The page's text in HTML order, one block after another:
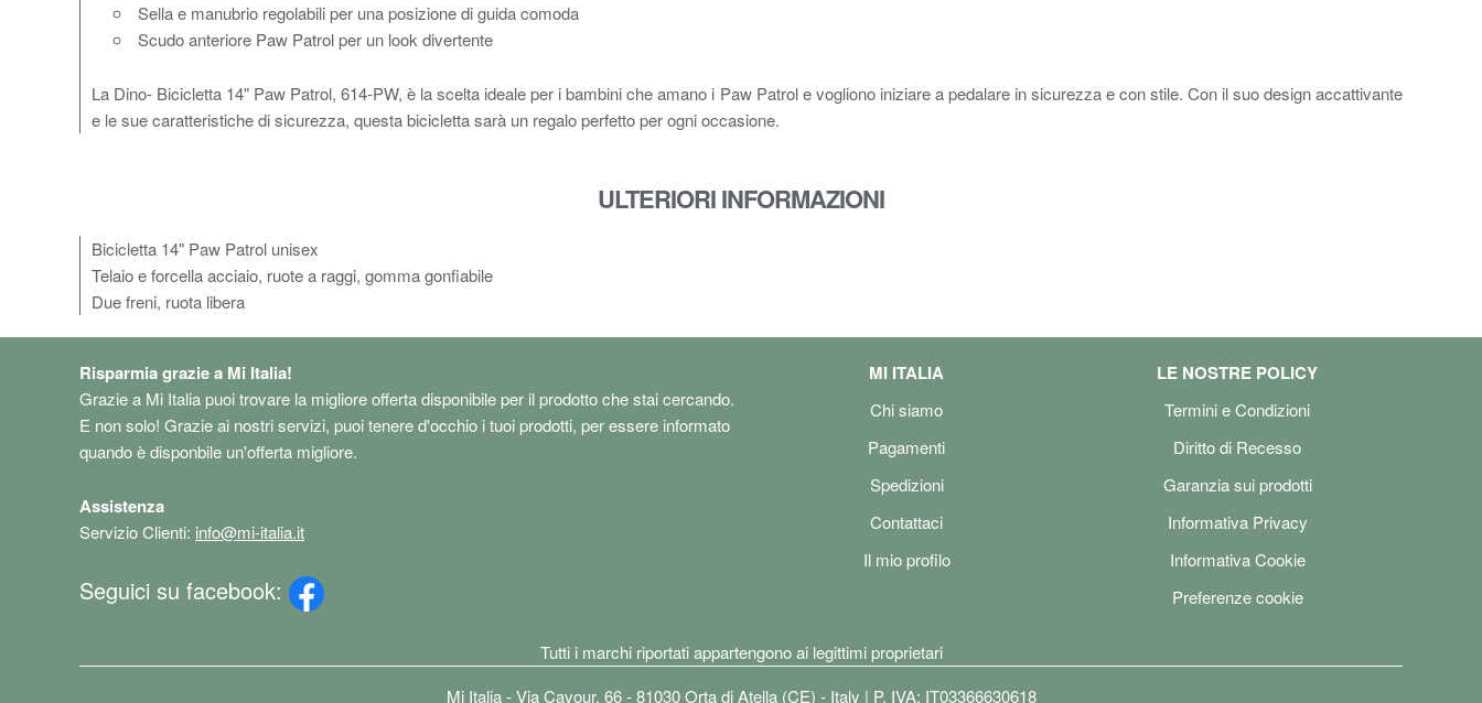
Sella e manubrio regolabili per una posizione di guida comoda
Scudo anteriore Paw Patrol per un look divertente
La Dino- Bicicletta 14" Paw Patrol, 614-PW, è la scelta ideale per i bambini che amano i Paw Patrol e vogliono iniziare a pedalare in sicurezza e con stile. Con il suo design accattivante
e le sue caratteristiche di sicurezza, questa bicicletta sarà un regalo perfetto per ogni occasione.
ULTERIORI INFORMAZIONI
Bicicletta 14" Paw Patrol unisex
Telaio e forcella acciaio, ruote a raggi, gomma gonfiabile
Due freni, ruota libera
Risparmia grazie a Mi Italia!
Grazie a Mi Italia puoi trovare la migliore offerta disponibile per il prodotto che stai cercando.
E non solo! Grazie ai nostri servizi, puoi tenere d'occhio i tuoi prodotti, per essere informato
quando è disponbile un'offerta migliore.
Assistenza
Servizio Clienti: info@mi-italia.it
Seguici su facebook:
MI ITALIA
Chi siamo
Pagamenti
Spedizioni
Contattaci
Il mio profilo
LE NOSTRE POLICY
Termini e Condizioni
Diritto di Recesso
Garanzia sui prodotti
Informativa Privacy
Informativa Cookie
Preferenze cookie
Tutti i marchi riportati appartengono ai legittimi proprietari
Mi Italia - Via Cavour, 66 - 81030 Orta di Atella (CE) - Italy | P. IVA: IT03366630618